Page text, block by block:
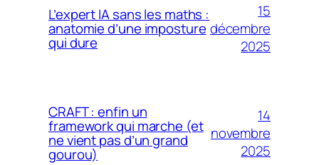
L’expert IA sans les maths :
anatomie d’une imposture
qui dure
15
décembre
2025
CRAFT : enfin un
framework qui marche (et
ne vient pas d’un grand
gourou)
14
novembre
2025